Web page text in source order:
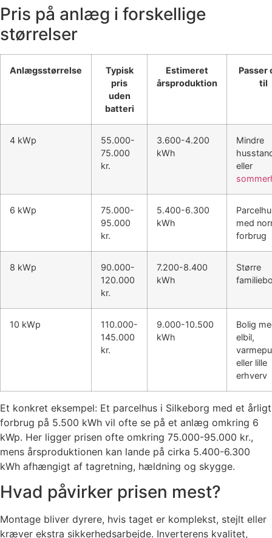
Pris på anlæg i forskellige
størrelser
Anlægsstørrelse
Typisk
pris
uden
batteri
Estimeret
årsproduktion
Passer
til
4 kWp
55.000-
75.000
kr.
3.600-4.200
kWh
Mindre
eller
6 kWp
75.000-
95.000
kr.
5.400-6.300
kWh
med
forbrug
8 kWp
90.000-
120.000
kr.
7.200-8.400
kWh
Større
10 kWp
110.000-
145.000
kr.
9.000-10.500
kWh
Bolig
elbil,
eller lille
erhverv
Et konkret eksempel: Et parcelhus i Silkeborg med et årligt
forbrug på 5.500 kWh vil ofte se på et anlæg omkring 6
kWp. Her ligger prisen ofte omkring 75.000-95.000 kr.,
mens årsproduktionen kan lande på cirka 5.400-6.300
kWh afhængigt af tagretning, hældning og skygge.
Hvad påvirker prisen mest?
Montage bliver dyrere, hvis taget er komplekst, stejlt eller
kræver ekstra sikkerhedsarbejde. Inverterens kvalitet,